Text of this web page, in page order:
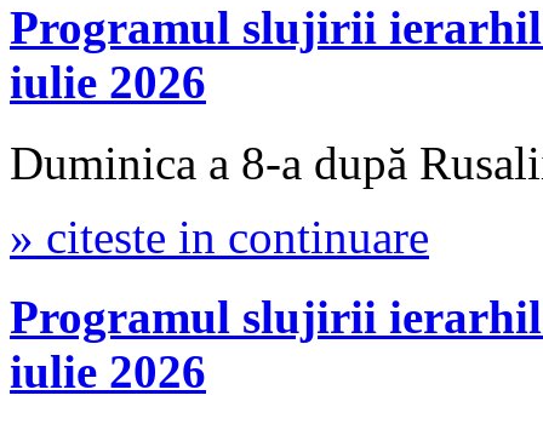
Programul slujirii
iulie 2026
Duminica a 8-a după
» citeste in continuare
Programul slujirii
iulie 2026